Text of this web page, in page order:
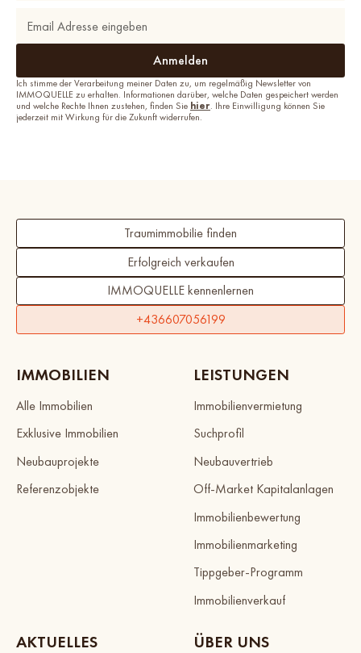
Ich stimme der Verarbeitung meiner Daten zu, um regelmäßig Newsletter von
IMMOQUELLE zu erhalten. Informationen darüber, welche Daten gespeichert werden
und welche Rechte Ihnen zustehen, finden Sie hier. Ihre Einwilligung können Sie
jederzeit mit Wirkung für die Zukunft widerrufen.
Traumimmobilie finden
Erfolgreich verkaufen
IMMOQUELLE kennenlernen
+436607056199
IMMOBILIEN
Alle Immobilien
Exklusive Immobilien
Neubauprojekte
Referenzobjekte
LEISTUNGEN
Immobilienvermietung
Suchprofil
Neubauvertrieb
Off-Market Kapitalanlagen
Immobilienbewertung
Immobilienmarketing
Tippgeber-Programm
Immobilienverkauf
AKTUELLES ÜBER UNS